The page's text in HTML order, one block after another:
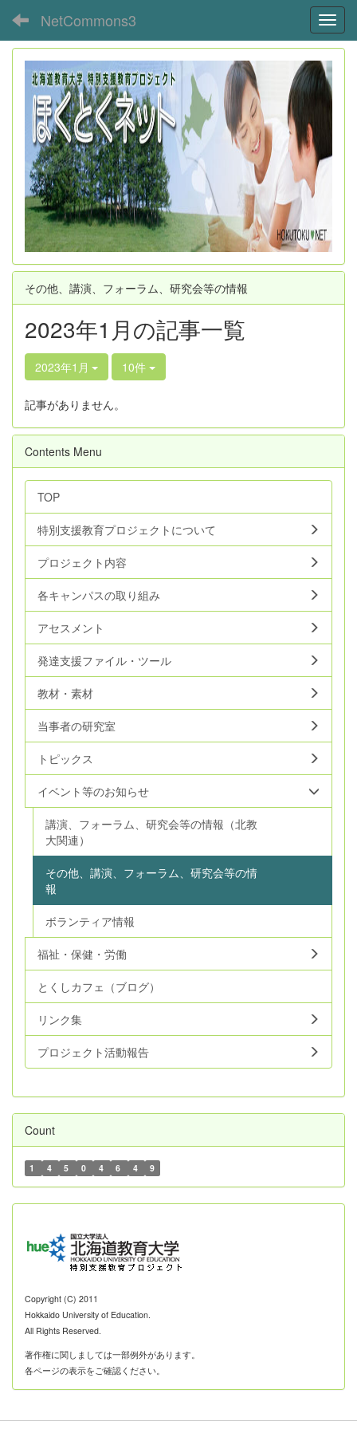
NetCommons3
その他、講演、フォーラム、研究会等の情報
2023年1月の記事一覧
2023年1月 10件
記事がありません。
Contents Menu
TOP
特別支援教育プロジェクトについて
プロジェクト内容
各キャンパスの取り組み
アセスメント
発達支援ファイル・ツール
教材・素材
当事者の研究室
トピックス
イベント等のお知らせ
講演、フォーラム、研究会等の情報（北教
大関連）
その他、講演、フォーラム、研究会等の情
報
ボランティア情報
福祉・保健・労働
とくしカフェ（ブログ）
リンク集
プロジェクト活動報告
Count
1 4 5 0 4 6 4 9
Copyright (C) 2011
Hokkaido University of Education.
All Rights Reserved.
著作権に関しましては一部例外があります。
各ページの表示をご確認ください。